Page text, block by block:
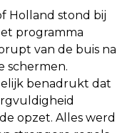
Holland stond bij
programma
van de buis na
schermen.
benadrukt dat
opzet. Alles werd